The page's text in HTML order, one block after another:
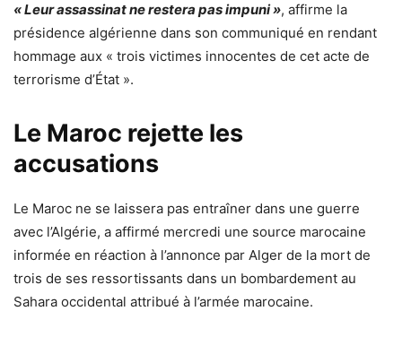
« Leur assassinat ne restera pas impuni », affirme la
présidence algérienne dans son communiqué en rendant
hommage aux « trois victimes innocentes de cet acte de
terrorisme d’État ».
Le Maroc rejette les
accusations
Le Maroc ne se laissera pas entraîner dans une guerre
avec l’Algérie, a affirmé mercredi une source marocaine
informée en réaction à l’annonce par Alger de la mort de
trois de ses ressortissants dans un bombardement au
Sahara occidental attribué à l’armée marocaine.